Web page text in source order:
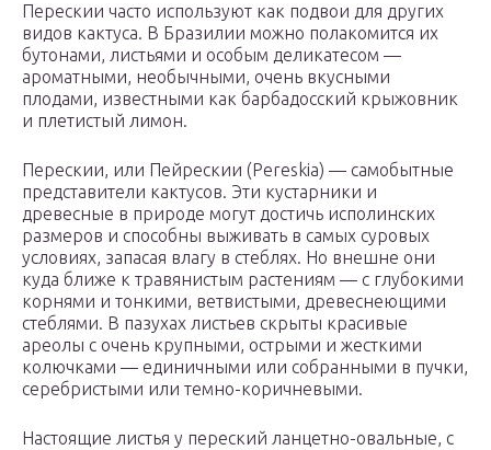
Перескии часто используют как подвои для других
видов кактуса. В Бразилии можно полакомится их
бутонами, листьями и особым деликатесом —
ароматными, необычными, очень вкусными
плодами, известными как барбадосский крыжовник
и плетистый лимон.
Перескии, или Пейрескии (Pereskia) — самобытные
представители кактусов. Эти кустарники и
древесные в природе могут достичь исполинских
размеров и способны выживать в самых суровых
условиях, запасая влагу в стеблях. Но внешне они
куда ближе к травянистым растениям — с глубокими
корнями и тонкими, ветвистыми, древеснеющими
стеблями. В пазухах листьев скрыты красивые
ареолы с очень крупными, острыми и жесткими
колючками — единичными или собранными в пучки,
серебристыми или темно-коричневыми.
Настоящие листья у переский ланцетно-овальные, с